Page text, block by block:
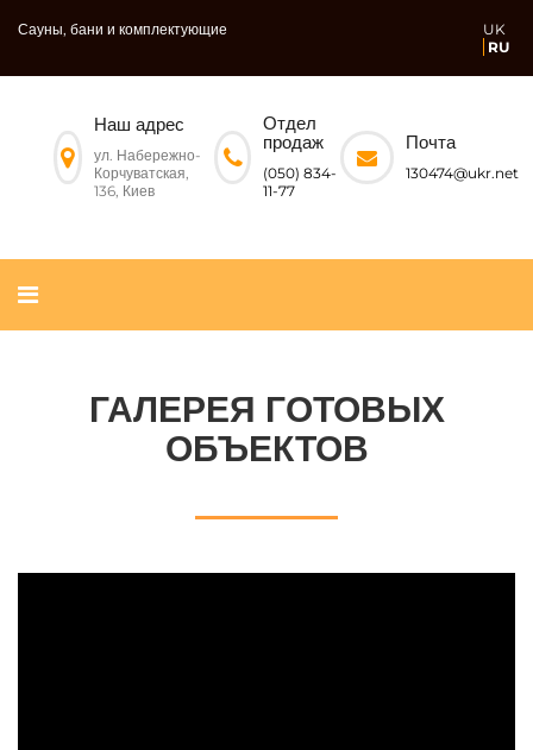
Сауны, бани и комплектующие
UK
RU
Наш адрес
ул. Набережно-
Корчуватская,
136, Киев
Отдел
продаж
(050) 834-
11-77
Почта
130474@ukr.net
ГАЛЕРЕЯ ГОТОВЫХ
ОБЪЕКТОВ